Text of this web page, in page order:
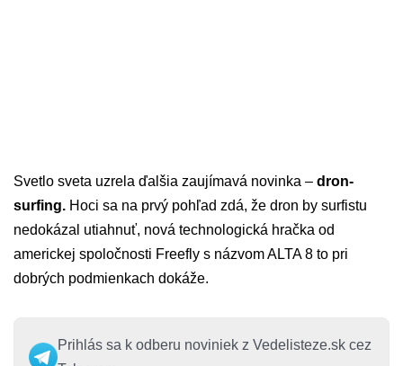
Svetlo sveta uzrela ďalšia zaujímavá novinka – dron-
surfing. Hoci sa na prvý pohľad zdá, že dron by surfistu
nedokázal utiahnuť, nová technologická hračka od
americkej spoločnosti Freefly s názvom ALTA 8 to pri
dobrých podmienkach dokáže.
Prihlás sa k odberu noviniek z Vedelisteze.sk cez